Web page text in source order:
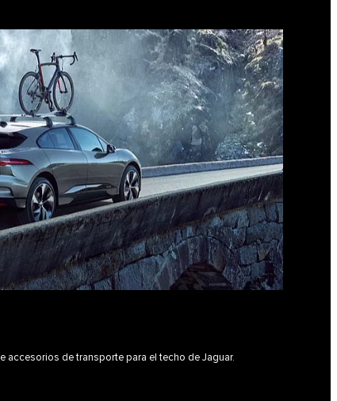
accesorios de transporte para el techo de Jaguar.